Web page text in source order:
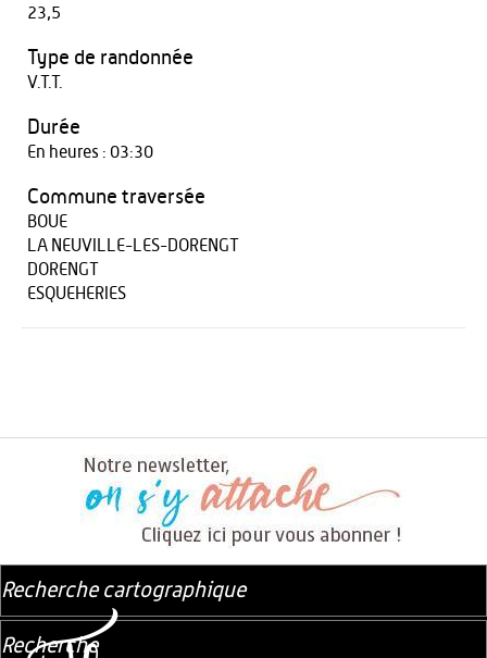
23,5
Type de randonnée
V.T.T.
Durée
En heures : 03:30
Commune traversée
BOUE
LA NEUVILLE-LES-DORENGT
DORENGT
ESQUEHERIES
Recherche cartographique
Recherche